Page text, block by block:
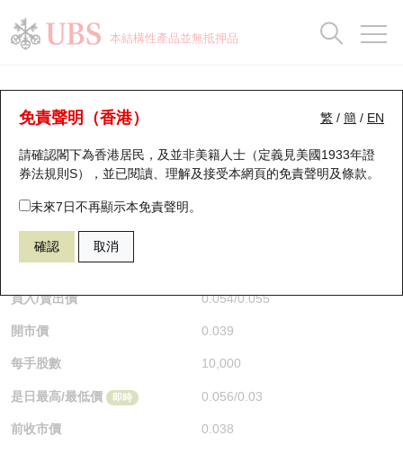
本結構性產品並無抵押品
繁 / 簡 / EN
免責聲明（香港）
請確認閣下為香港居民，及並非美籍人士（定義見美國1933年證
券法規則S），並已閱讀、理解及接受本網頁的免責聲明及條款。
未來7日不再顯示本免責聲明。
確認 取消
牛熊證分析儀
表現 街貨統計 比較
67438 瑞銀牛證 HSI 恒生指數
$0.055 0.017
買入/賣出價 0.054/0.055
開市價 0.039
每手股數 10,000
是日最高/最低價 即時 0.056/0.03
前收市價 0.038
瑞銀認股證一覽
新發行瑞銀認股證
即將到期認股證
認股證到期結算價查詢
認股證分析儀
認股證速算機
認股證/牛熊證日誌
街貨統計
比較
牛熊全景快搜
牛熊證搜尋
牛熊證街貨分佈圖
正股牛熊證列表
新發行瑞銀牛熊證
已收回牛熊證剩餘價值
牛熊證到期結算價查詢
街貨統計
比較
十大升幅/跌幅
十大認股證成交分佈
十天股證佔大市成交
資金流
街貨統計
三十大平均引伸波幅
正股分析儀
二十大活躍股份
恒指成份股
國指成份股
科指成份股
相關資產沽空
中資ETFs溢價比較
持股比重
顯示所有持股比重
每月輪證大市專題
輪證專欄
講座及教育短片
認股證投資者教育
牛熊證投資者教育
認股證牛熊證常問問題